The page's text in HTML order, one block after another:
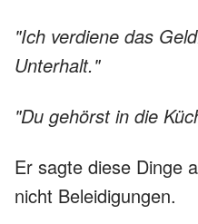
"Ich verdiene das
Unterhalt."
"Du gehörst in die
Er sagte diese Dinge
nicht Beleidigungen.